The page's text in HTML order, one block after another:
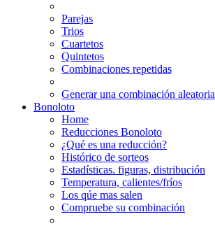
Parejas
Trios
Cuartetos
Quintetos
Combinaciones repetidas
Generar una combinación aleatoria
Bonoloto
Home
Reducciones Bonoloto
¿Qué es una reducción?
Histórico de sorteos
Estadísticas. figuras, distribución
Temperatura, calientes/fríos
Los qúe mas salen
Compruebe su combinación